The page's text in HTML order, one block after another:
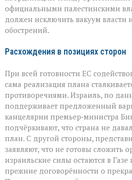
официальными палестинскими
должен исключить вакуум власти
обострений.
Расхождения в позициях сторон
При всей готовности ЕС
сама реализация плана
противоречиями. Израиль, по
поддерживает предложенный
канцелярии премьер‑министра
подчёркивают, что страна не
план. С другой стороны,
заявляют, что не готовы сложить
израильские силы остаются в
прежние договорённости о